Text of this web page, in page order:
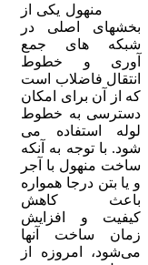
منهول یکی از
بخشهای اصلی در
شبکه های جمع
آوری و خطوط
انتقال فاضلاب است
که از آن برای امکان
دسترسی به خطوط
لوله استفاده می
شود. با توجه به آنکه
ساخت منهول با آجر
و یا بتن درجا همواره
باعث کاهش
کیفیت و افزایش
زمان ساخت آنها
می‌شود، امروزه از